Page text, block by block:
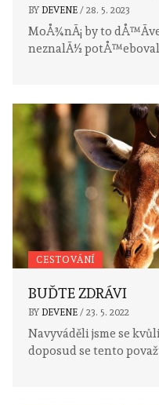
BY DEVENE / 28. 5. 2023
MoÅ¾nÃ¡ by to
neznalÃ½ potÅ™eboval
CESTOVÁNÍ
BUĎTE ZDRÁVI
BY DEVENE / 23. 5. 2022
Navyváděli jsme se
doposud se tento